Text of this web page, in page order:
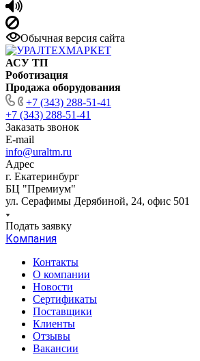
Обычная версия сайта
АСУ ТП
Роботизация
Продажа оборудования
+7 (343) 288-51-41
+7 (343) 288-51-41
Заказать звонок
E-mail
info@uraltm.ru
Адрес
г. Екатеринбург
БЦ "Премиум"
ул. Серафимы Дерябиной, 24, офис 501
Подать заявку
Компания
Контакты
О компании
Новости
Сертификаты
Поставщики
Клиенты
Отзывы
Вакансии